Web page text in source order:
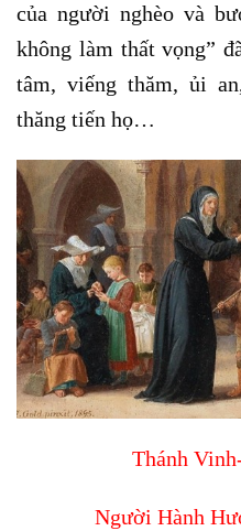
của người nghèo và
không làm thất vọng”
tâm, viếng thăm, ủi
thăng tiến họ…
Thánh
Người Hành